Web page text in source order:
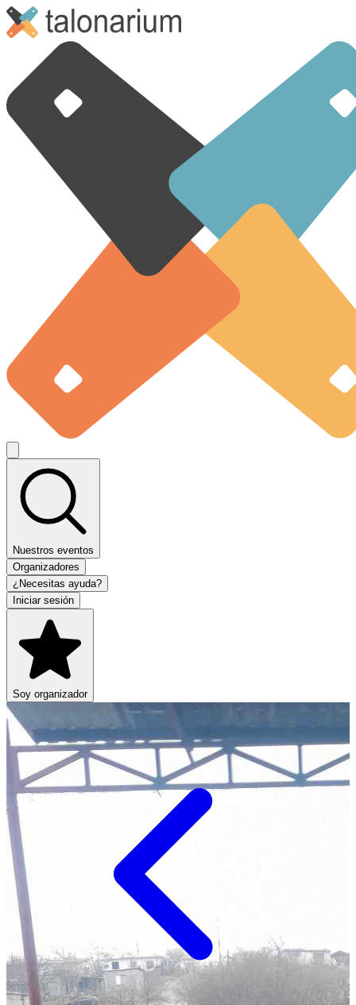
Nuestros eventos
Organizadores
¿Necesitas ayuda?
Iniciar sesión
Soy organizador